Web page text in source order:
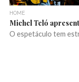
HOME
Michel Teló
O espetáculo tem